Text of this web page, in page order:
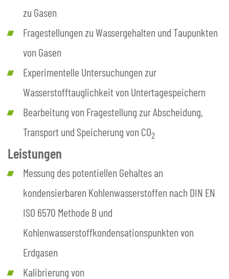
zu Gasen
Fragestellungen zu Wassergehalten und Taupunkten
von Gasen
Experimentelle Untersuchungen zur
Wasserstofftauglichkeit von Untertagespeichern
Bearbeitung von Fragestellung zur Abscheidung,
Transport und Speicherung von CO2
Leistungen
Messung des potentiellen Gehaltes an
kondensierbaren Kohlenwasserstoffen nach DIN EN
ISO 6570 Methode B und
Kohlenwasserstoffkondensationspunkten von
Erdgasen
Kalibrierung von